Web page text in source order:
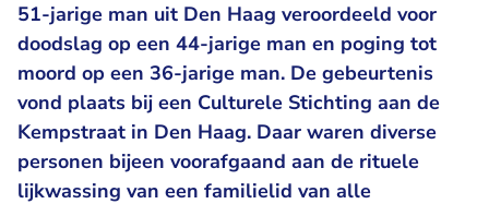
51-jarige man uit Den Haag veroordeeld voor
doodslag op een 44-jarige man en poging tot
moord op een 36-jarige man. De gebeurtenis
vond plaats bij een Culturele Stichting aan de
Kempstraat in Den Haag. Daar waren diverse
personen bijeen voorafgaand aan de rituele
lijkwassing van een familielid van alle